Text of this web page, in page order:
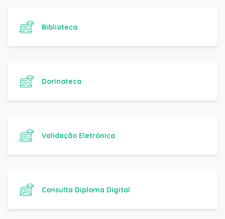
Biblioteca
Dorinateca
Validação Eletrônica
Consulta Diploma Digital